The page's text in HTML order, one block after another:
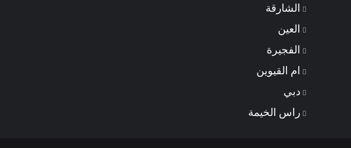
الشارقة
العين
الفجيرة
ام القيوين
دبي
راس الخيمة